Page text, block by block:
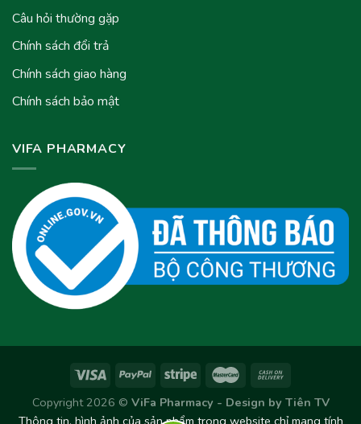
Câu hỏi thường gặp
Chính sách đổi trả
Chính sách giao hàng
Chính sách bảo mật
VIFA PHARMACY
Copyright 2026 © ViFa Pharmacy - Design by Tiên TV